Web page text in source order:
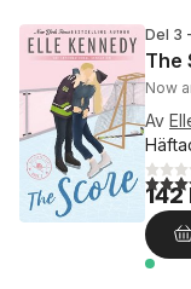
Del 3
The
Now
Av
4,5
142